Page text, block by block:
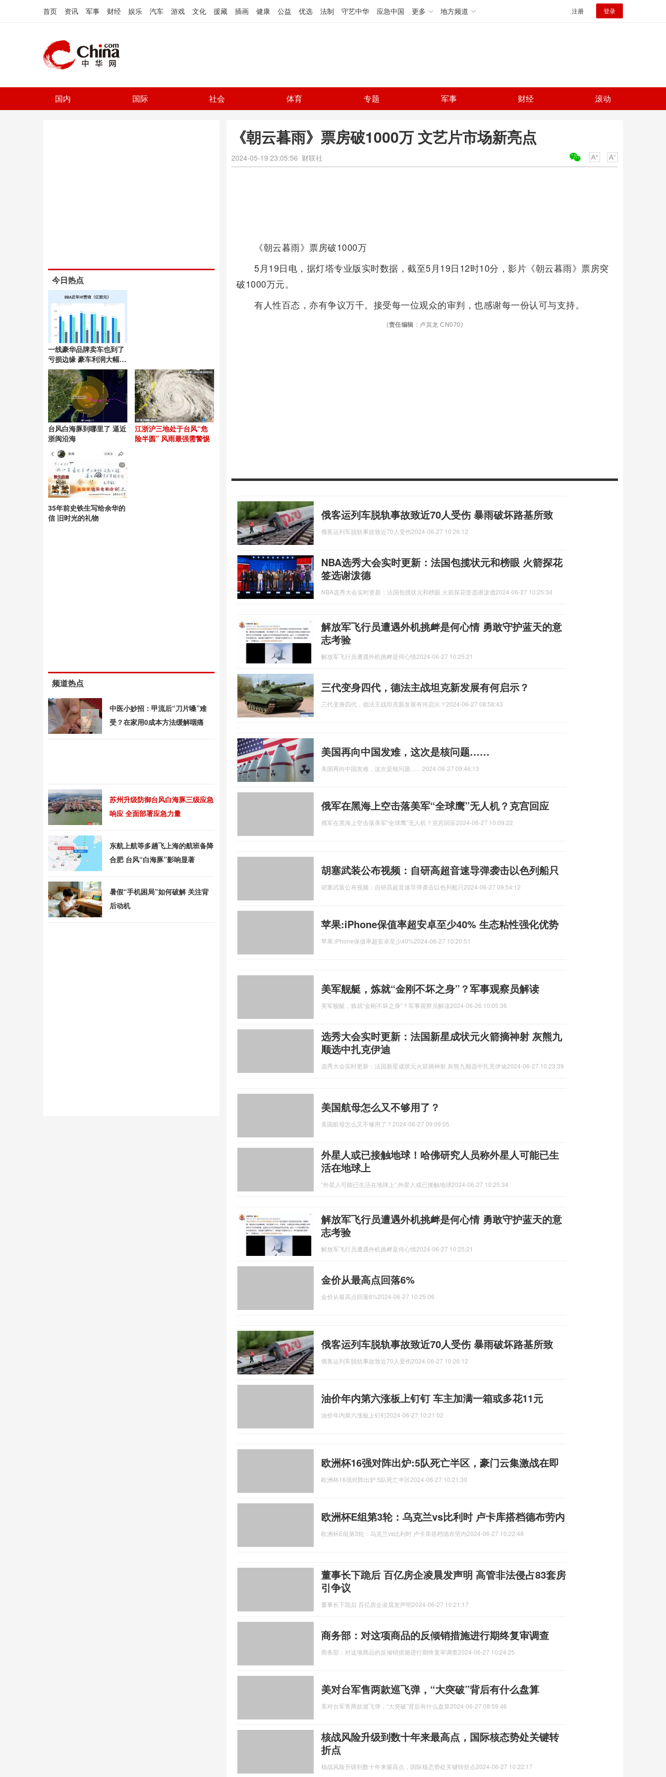
首页 资讯 军事 财经 娱乐 汽车 游戏 文化 援藏 插画 健康 公益 优选 法制 守艺中华 应急中国 更多 地方频道 注册 登录
国内 国际 社会 体育 专题 军事 财经 滚动
《朝云暮雨》票房破1000万 文艺片市场新亮点
2024-05-19 23:05:56 财联社
《朝云暮雨》票房破1000万
5月19日电，据灯塔专业版实时数据，截至5月19日12时10分，影片《朝云暮雨》票房突
破1000万元。
有人性百态，亦有争议万千。接受每一位观众的审判，也感谢每一份认可与支持。
(责任编辑 ：卢其龙 CN070)
俄客运列车脱轨事故致近70人受伤 暴雨破坏路基所致
俄客运列车脱轨事故致近70人受伤2024-06-27 10:26:12
NBA选秀大会实时更新：法国包揽状元和榜眼 火箭探花
签选谢泼德
NBA选秀大会实时更新：法国包揽状元和榜眼 火箭探花签选谢泼德2024-06-27 10:25:34
解放军飞行员遭遇外机挑衅是何心情 勇敢守护蓝天的意
志考验
解放军飞行员遭遇外机挑衅是何心情2024-06-27 10:25:21
三代变身四代，德法主战坦克新发展有何启示？
三代变身四代，德法主战坦克新发展有何启示？ 2024-06-27 08:58:43
美国再向中国发难，这次是核问题……
美国再向中国发难，这次是核问题…… 2024-06-27 09:46:13
俄军在黑海上空击落美军“全球鹰”无人机？克宫回应
俄军在黑海上空击落美军“全球鹰”无人机？克宫回应2024-06-27 10:09:22
胡塞武装公布视频：自研高超音速导弹袭击以色列船只
胡塞武装公布视频：自研高超音速导弹袭击以色列船只2024-06-27 09:54:12
苹果:iPhone保值率超安卓至少40% 生态粘性强化优势
苹果:iPhone保值率超安卓至少40%2024-06-27 10:20:51
美军舰艇，炼就“金刚不坏之身”？军事观察员解读
美军舰艇，炼就“金刚不坏之身”？军事观察员解读2024-06-26 10:05:36
选秀大会实时更新：法国新星成状元火箭摘神射 灰熊九
顺选中扎克伊迪
选秀大会实时更新：法国新星成状元火箭摘神射 灰熊九顺选中扎克伊迪2024-06-27 10:23:39
美国航母怎么又不够用了？
美国航母怎么又不够用了？ 2024-06-27 09:09:05
外星人或已接触地球！哈佛研究人员称外星人可能已生
活在地球上
“外星人可能已生活在地球上”,外星人或已接触地球2024-06-27 10:25:34
解放军飞行员遭遇外机挑衅是何心情 勇敢守护蓝天的意
志考验
解放军飞行员遭遇外机挑衅是何心情2024-06-27 10:25:21
金价从最高点回落6%
金价从最高点回落6%2024-06-27 10:25:06
俄客运列车脱轨事故致近70人受伤 暴雨破坏路基所致
俄客运列车脱轨事故致近70人受伤2024-06-27 10:26:12
油价年内第六涨板上钉钉 车主加满一箱或多花11元
油价年内第六涨板上钉钉2024-06-27 10:21:02
欧洲杯16强对阵出炉:5队死亡半区，豪门云集激战在即
欧洲杯16强对阵出炉:5队死亡半区2024-06-27 10:21:30
欧洲杯E组第3轮：乌克兰vs比利时 卢卡库搭档德布劳内
欧洲杯E组第3轮：乌克兰vs比利时 卢卡库搭档德布劳内2024-06-27 10:22:48
董事长下跪后 百亿房企凌晨发声明 高管非法侵占83套房
引争议
董事长下跪后 百亿房企凌晨发声明2024-06-27 10:21:17
商务部：对这项商品的反倾销措施进行期终复审调查
商务部：对这项商品的反倾销措施进行期终复审调查2024-06-27 10:24:25
美对台军售两款巡飞弹，“大突破”背后有什么盘算
美对台军售两款巡飞弹，“大突破”背后有什么盘算2024-06-27 08:59:46
核战风险升级到数十年来最高点，国际核态势处关键转
折点
核战风险升级到数十年来最高点，国际核态势处关键转折点2024-06-27 10:22:17
今日热点
一线豪华品牌卖车也到了
亏损边缘 豪车利润大幅缩
水
台风白海豚到哪里了 逼近
浙闽沿海
江浙沪三地处于台风“危
险半圆” 风雨最强需警惕
35年前史铁生写给余华的
信 旧时光的礼物
频道热点
中医小妙招：甲流后“刀片嗓”难
受？在家用0成本方法缓解咽痛
苏州升级防御台风白海豚三级应急
响应 全面部署应急力量
东航上航等多趟飞上海的航班备降
合肥 台风“白海豚”影响显著
暑假“手机困局”如何破解 关注背
后动机